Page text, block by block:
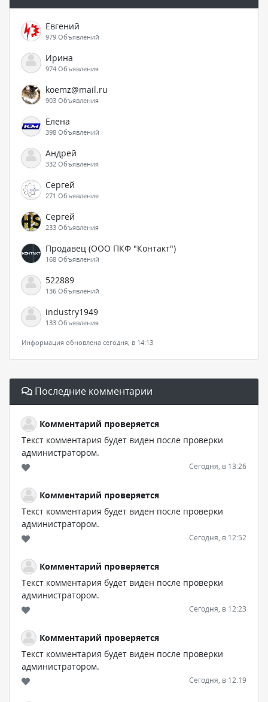
Евгений
979 Объявлений
Ирина
974 Объявления
koemz@mail.ru
903 Объявления
Елена
398 Объявлений
Андрей
332 Объявления
Сергей
271 Объявление
Сергей
233 Объявления
Продавец (ООО ПКФ "Контакт")
168 Объявлений
522889
136 Объявлений
industry1949
133 Объявления
Информация обновлена сегодня, в 14:13
Последние комментарии
Комментарий проверяется
Текст комментария будет виден после проверки
администратором.
Сегодня, в 13:26
Комментарий проверяется
Текст комментария будет виден после проверки
администратором.
Сегодня, в 12:52
Комментарий проверяется
Текст комментария будет виден после проверки
администратором.
Сегодня, в 12:23
Комментарий проверяется
Текст комментария будет виден после проверки
администратором.
Сегодня, в 12:19